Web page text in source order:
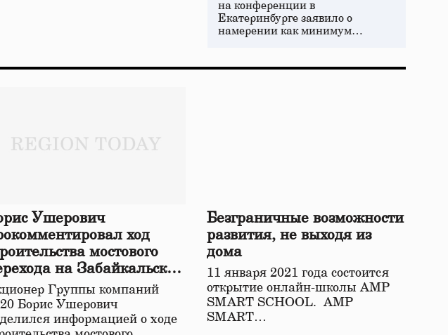
на конференции в
Екатеринбурге заявило о
намерении как минимум…
Ушерович
ход
мостового
на Забайкальской
дороге
Группы компаний
Борис Ушерович
информацией о ходе
Безграничные возможности
развития, не выходя из
дома
11 января 2021 года состоится
открытие онлайн-школы АМР
SMART SCHOOL. АМР
SMART…